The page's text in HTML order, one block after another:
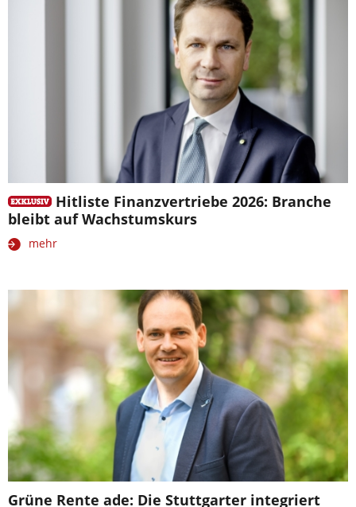
Hitliste Finanzvertriebe 2026: Branche
bleibt auf Wachstumskurs
mehr
Grüne Rente ade: Die Stuttgarter integriert